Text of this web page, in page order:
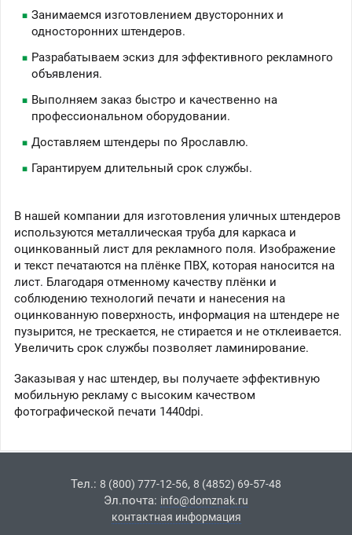
Занимаемся изготовлением двусторонних и
односторонних штендеров.
Разрабатываем эскиз для эффективного рекламного
объявления.
Выполняем заказ быстро и качественно на
профессиональном оборудовании.
Доставляем штендеры по Ярославлю.
Гарантируем длительный срок службы.
В нашей компании для изготовления уличных штендеров
используются металлическая труба для каркаса и
оцинкованный лист для рекламного поля. Изображение
и текст печатаются на плёнке ПВХ, которая наносится на
лист. Благодаря отменному качеству плёнки и
соблюдению технологий печати и нанесения на
оцинкованную поверхность, информация на штендере не
пузырится, не трескается, не стирается и не отклеивается.
Увеличить срок службы позволяет ламинирование.
Заказывая у нас штендер, вы получаете эффективную
мобильную рекламу с высоким качеством
фотографической печати 1440dpi.
Тел.: 8 (800) 777-12-56, 8 (4852) 69-57-48
Эл.почта: info@domznak.ru
контактная информация